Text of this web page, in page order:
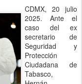
CDMX, 20 julio
2025. Ante el
caso del ex
secretario de
Seguridad y
Protección
Ciudadana de
Tabasco,